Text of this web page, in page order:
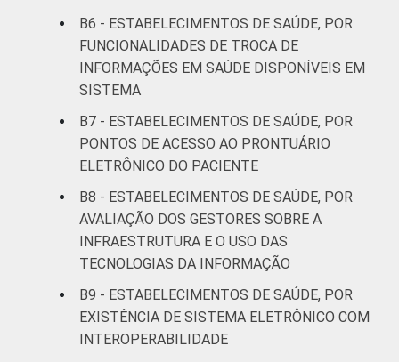
B6 - ESTABELECIMENTOS DE SAÚDE, POR
FUNCIONALIDADES DE TROCA DE
INFORMAÇÕES EM SAÚDE DISPONÍVEIS EM
SISTEMA
B7 - ESTABELECIMENTOS DE SAÚDE, POR
PONTOS DE ACESSO AO PRONTUÁRIO
ELETRÔNICO DO PACIENTE
B8 - ESTABELECIMENTOS DE SAÚDE, POR
AVALIAÇÃO DOS GESTORES SOBRE A
INFRAESTRUTURA E O USO DAS
TECNOLOGIAS DA INFORMAÇÃO
B9 - ESTABELECIMENTOS DE SAÚDE, POR
EXISTÊNCIA DE SISTEMA ELETRÔNICO COM
INTEROPERABILIDADE